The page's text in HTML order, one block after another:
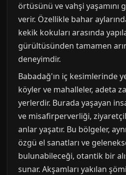
örtüsünü ve vahşi yaşamını
verir. Özellikle bahar
kekik kokuları arasında
gürültüsünden tamamen
deneyimdir.
Babadağ'ın iç kesimlerinde
köyler ve mahalleler, adeta
yerlerdir. Burada yaşayan
ve misafirperverliği,
anlar yaşatır. Bu bölgeler,
özgü el sanatları ve
bulunabileceği, otantik bir
sunar. Akşamları yakılan